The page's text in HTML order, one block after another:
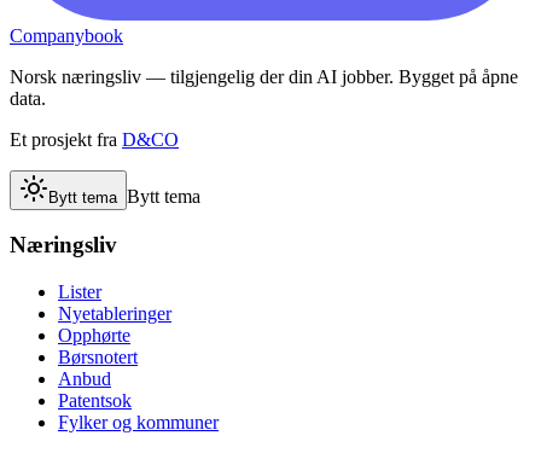
Companybook
Norsk næringsliv — tilgjengelig der din AI jobber. Bygget på åpne
data.
Et prosjekt fra D&CO
Bytt tema Bytt tema
Næringsliv
Lister
Nyetableringer
Opphørte
Børsnotert
Anbud
Patentsok
Fylker og kommuner